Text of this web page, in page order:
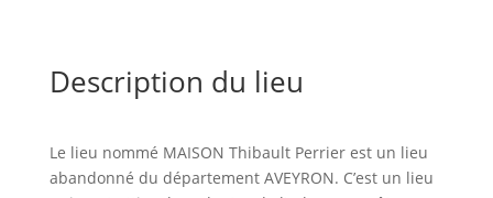
Description du lieu
Le lieu nommé MAISON Thibault Perrier est un lieu
abandonné du département AVEYRON. C’est un lieu